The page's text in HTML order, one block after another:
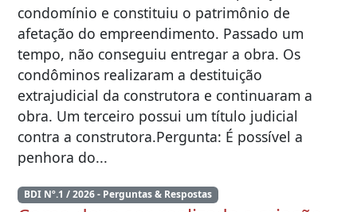
condomínio e constituiu o patrimônio de
afetação do empreendimento. Passado um
tempo, não conseguiu entregar a obra. Os
condôminos realizaram a destituição
extrajudicial da construtora e continuaram a
obra. Um terceiro possui um título judicial
contra a construtora.Pergunta: É possível a
penhora do...
BDI Nº.1 / 2026 - Perguntas & Respostas